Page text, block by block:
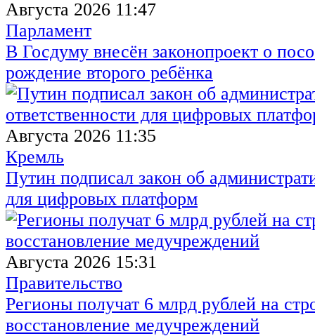
Августа 2026 11:47
Парламент
В Госдуму внесён законопроект о
рождение второго ребёнка
Августа 2026 11:35
Кремль
Путин подписал закон об
для цифровых платформ
Августа 2026 15:31
Правительство
Регионы получат 6 млрд рублей на
восстановление медучреждений